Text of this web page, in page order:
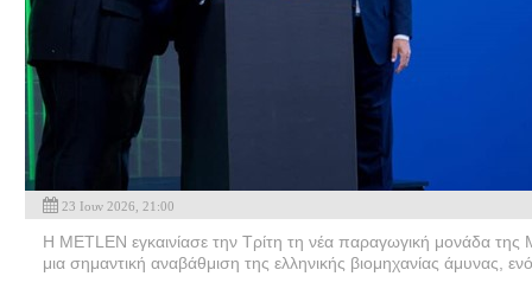
23 Ιουν 2026, 21:00
Η METLEN εγκαινίασε την Τρίτη τη νέα παραγωγική μονάδα
μια σημαντική αναβάθμιση της ελληνικής βιομηχανίας άμυνας,